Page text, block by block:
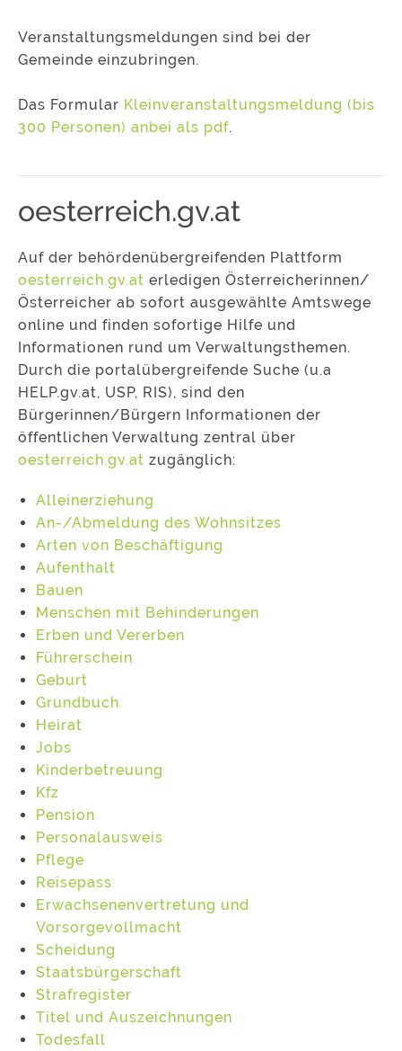
Veranstaltungsmeldungen sind bei der
Gemeinde einzubringen.
Das Formular Kleinveranstaltungsmeldung (bis
300 Personen) anbei als pdf.
oesterreich.gv.at
Auf der behördenübergreifenden Plattform
oesterreich.gv.at erledigen Österreicherinnen/
Österreicher ab sofort ausgewählte Amtswege
online und finden sofortige Hilfe und
Informationen rund um Verwaltungsthemen.
Durch die portalübergreifende Suche (u.a
HELP.gv.at, USP, RIS), sind den
Bürgerinnen/Bürgern Informationen der
öffentlichen Verwaltung zentral über
oesterreich.gv.at zugänglich:
Alleinerziehung
An-/Abmeldung des Wohnsitzes
Arten von Beschäftigung
Aufenthalt
Bauen
Menschen mit Behinderungen
Erben und Vererben
Führerschein
Geburt
Grundbuch
Heirat
Jobs
Kinderbetreuung
Kfz
Pension
Personalausweis
Pflege
Reisepass
Erwachsenenvertretung und
Vorsorgevollmacht
Scheidung
Staatsbürgerschaft
Strafregister
Titel und Auszeichnungen
Todesfall